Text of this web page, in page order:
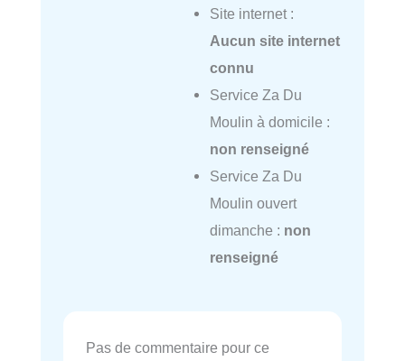
Site internet :
Aucun site internet
connu
Service Za Du
Moulin à domicile :
non renseigné
Service Za Du
Moulin ouvert
dimanche : non
renseigné
Pas de commentaire pour ce